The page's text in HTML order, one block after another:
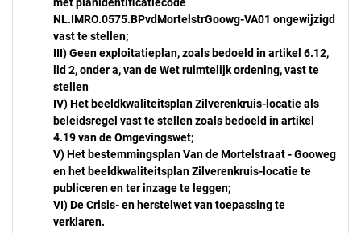
NL.IMRO.0575.BPvdMortelstrGoowg-VA01 ongewijzigd
vast te stellen;
III)Geen exploitatieplan, zoals bedoeld in artikel 6.12,
lid 2, onder a, van de Wet ruimtelijk ordening, vast te
stellen
IV)Het beeldkwaliteitsplan Zilverenkruis-locatie als
beleidsregel vast te stellen zoals bedoeld in artikel
4.19 van de Omgevingswet;
V)Het bestemmingsplan Van de Mortelstraat - Gooweg
en het beeldkwaliteitsplan Zilverenkruis-locatie te
publiceren en ter inzage te leggen;
VI)De Crisis- en herstelwet van toepassing te
verklaren.